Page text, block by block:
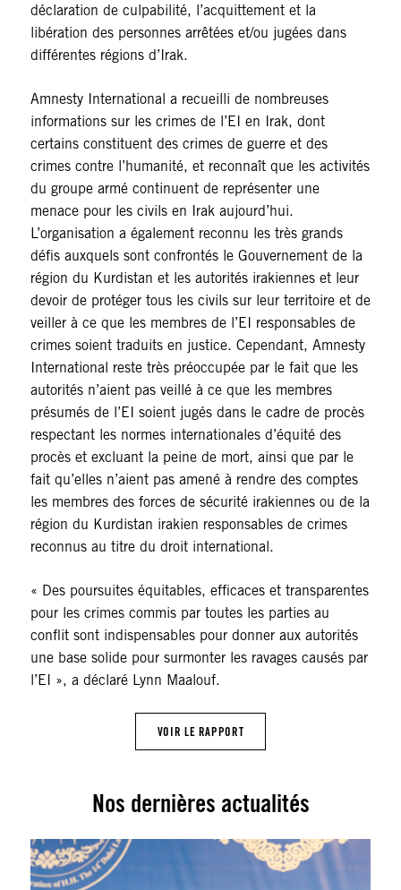
déclaration de culpabilité, l’acquittement et la
libération des personnes arrêtées et/ou jugées dans
différentes régions d’Irak.
Amnesty International a recueilli de nombreuses
informations sur les crimes de l’EI en Irak, dont
certains constituent des crimes de guerre et des
crimes contre l’humanité, et reconnaît que les activités
du groupe armé continuent de représenter une
menace pour les civils en Irak aujourd’hui.
L’organisation a également reconnu les très grands
défis auxquels sont confrontés le Gouvernement de la
région du Kurdistan et les autorités irakiennes et leur
devoir de protéger tous les civils sur leur territoire et de
veiller à ce que les membres de l’EI responsables de
crimes soient traduits en justice. Cependant, Amnesty
International reste très préoccupée par le fait que les
autorités n’aient pas veillé à ce que les membres
présumés de l’EI soient jugés dans le cadre de procès
respectant les normes internationales d’équité des
procès et excluant la peine de mort, ainsi que par le
fait qu’elles n’aient pas amené à rendre des comptes
les membres des forces de sécurité irakiennes ou de la
région du Kurdistan irakien responsables de crimes
reconnus au titre du droit international.
« Des poursuites équitables, efficaces et transparentes
pour les crimes commis par toutes les parties au
conflit sont indispensables pour donner aux autorités
une base solide pour surmonter les ravages causés par
l’EI », a déclaré Lynn Maalouf.
VOIR LE RAPPORT
Nos dernières actualités